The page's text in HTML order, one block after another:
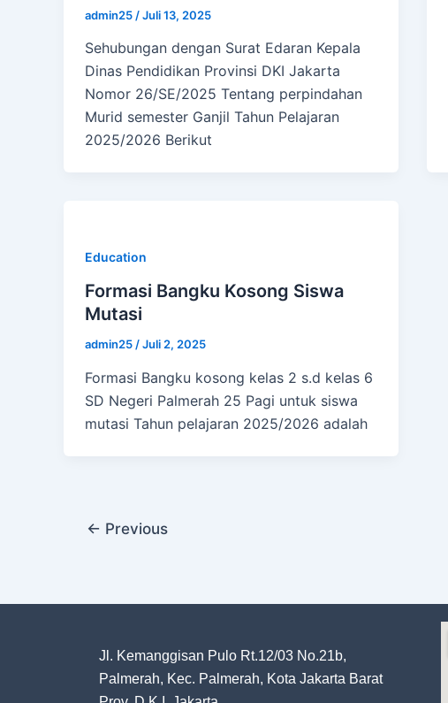
admin25 /Juli 13, 2025
Sehubungan dengan Surat Edaran Kepala
Dinas Pendidikan Provinsi DKI Jakarta
Nomor 26/SE/2025 Tentang perpindahan
Murid semester Ganjil Tahun Pelajaran
2025/2026 Berikut
Education
Formasi Bangku Kosong Siswa
Mutasi
admin25 /Juli 2, 2025
Formasi Bangku kosong kelas 2 s.d kelas 6
SD Negeri Palmerah 25 Pagi untuk siswa
mutasi Tahun pelajaran 2025/2026 adalah
← Previous
Jl. Kemanggisan Pulo Rt.12/03 No.21b,
Palmerah, Kec. Palmerah, Kota Jakarta Barat